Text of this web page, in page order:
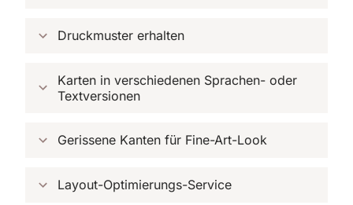
Druckmuster erhalten
Karten in verschiedenen Sprachen- oder
Textversionen
Gerissene Kanten für Fine-Art-Look
Layout-Optimierungs-Service